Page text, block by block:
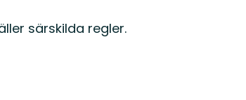
särskilda regler.